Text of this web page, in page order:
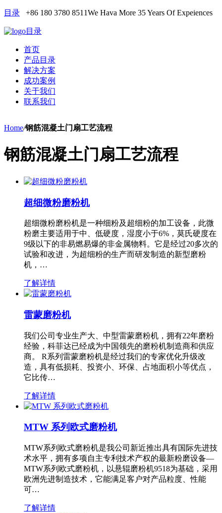
目录 +86 180 3780 8511We Hava More 35 Years Of Expeiences
目录
首页
产品目录
解决方案
成功案例
关于我们
联系我们
Home/钢筋混凝土门扇工艺流程
钢筋混凝土门扇工艺流程
超细微粉磨粉机
超细微粉磨粉机是一种细粉及超细粉的加工设备，此微
粉磨主要适用于中、低硬度，湿度小于6%，莫氏硬度在
9级以下的非易燃易爆的非金属物料。它是经过20多次的
试验和改进，为超细粉的生产而研发制造的新型磨粉
机，…
了解详情
雷蒙磨粉机
我们公司专业生产大、中型雷蒙磨粉机，拥有22年磨粉
经验，科菲达已经成为中国领先的磨粉机制造商和供应
商。 R系列雷蒙磨粉机是经过我们的专家优化升级改
造，具有低损耗、投资小、环保、占地面积小等优点，
它比传…
了解详情
MTW 系列欧式磨粉机
MTW系列欧式磨粉机是我公司新近推出具有国际先进技
术水平，拥有多项自主专利技术产权的最新粉磨设备—
MTW系列欧式磨粉机，以悬辊磨粉机9518为基础，采用
欧洲先进制造技术，它能满足客户对产品粒度、性能
可…
了解详情